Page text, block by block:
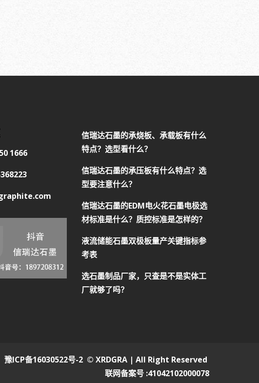
1666
信瑞达石墨的承烧板、承载板有什么
特点？选型看什么？
信瑞达石墨的承压板有什么特点？选
型要注意什么？
信瑞达石墨的EDM电火花石墨电极选
材标准是什么？质控标准是怎样的？
液流储能石墨双极板量产关键指标参
考表
选石墨制品厂家，只查是不是实体工
厂就够了吗？
豫ICP备16030522号-2 © XRDGRA | All Right Reserved
联网备案号 :41042102000078